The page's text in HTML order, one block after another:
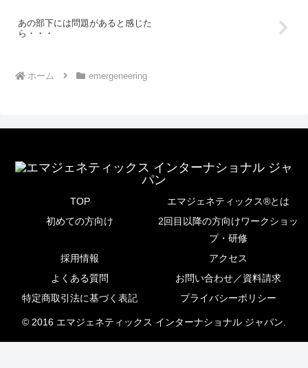
あの部下には問題があると感じた
ら・・・
ホーム emergeneering
TOP
エマジェネティックス®とは
初めての方向け
2回目以降の方向けワークショッ
プ・研修
採用情報
アクセス
よくある質問
お問い合わせ／資料請求
特定商取引法に基づく表記
プライバシーポリシー
© 2016 エマジェネティックス インターナショナル ジャパン.